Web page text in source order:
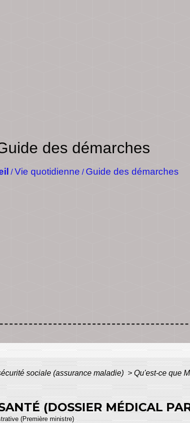
des démarches
/Vie quotidienne / Guide des démarches
sociale (assurance maladie)> Qu'est-ce que
(DOSSIER MÉDICAL
(Première ministre)